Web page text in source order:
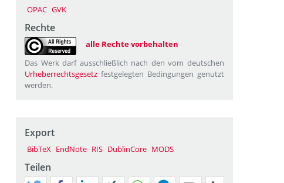
OPAC GVK
Rechte
alle Rechte vorbehalten
Das Werk darf ausschließlich nach den vom deutschen
Urheberrechtsgesetz festgelegten Bedingungen genutzt
werden.
Export
BibTeX EndNote RIS DublinCore MODS
Teilen